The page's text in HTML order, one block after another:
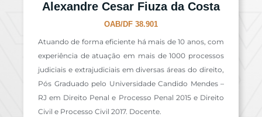
Alexandre Cesar Fiuza da Costa
OAB/DF 38.901
Atuando de forma eficiente há mais de 10 anos, com
experiência de atuação em mais de 1000 processos
judiciais e extrajudiciais em diversas áreas do direito,
Pós Graduado pelo Universidade Candido Mendes –
RJ em Direito Penal e Processo Penal 2015 e Direito
Civil e Processo Civil 2017. Docente.